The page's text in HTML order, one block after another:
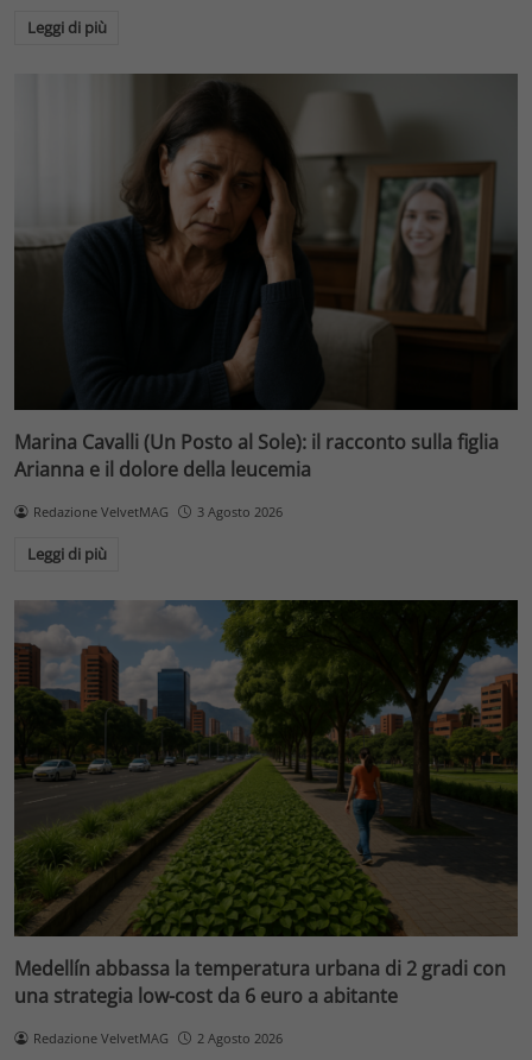
Leggi di più
Marina Cavalli (Un Posto al Sole): il racconto sulla figlia
Arianna e il dolore della leucemia
Redazione VelvetMAG 3 Agosto 2026
Leggi di più
Medellín abbassa la temperatura urbana di 2 gradi con
una strategia low-cost da 6 euro a abitante
Redazione VelvetMAG 2 Agosto 2026